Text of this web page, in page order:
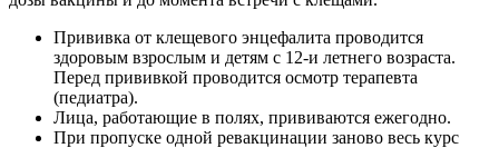
Прививка от клещевого энцефалита проводится
здоровым взрослым и детям с 12-и летнего возраста.
Перед прививкой проводится осмотр терапевта
(педиатра).
Лица, работающие в полях, прививаются ежегодно.
При пропуске одной ревакцинации заново весь курс